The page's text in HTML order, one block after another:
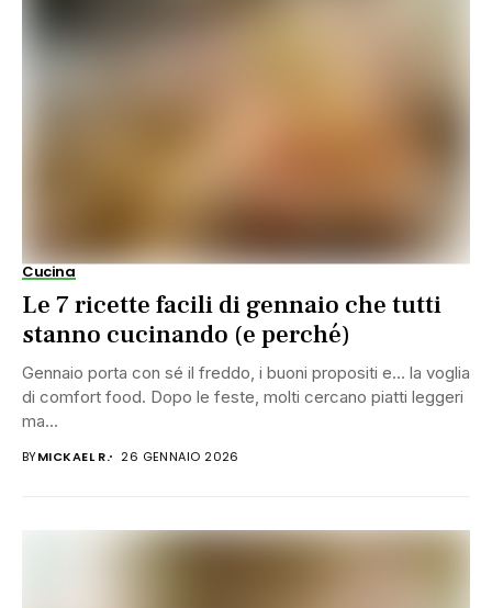
Cucina
Le 7 ricette facili di gennaio che tutti
stanno cucinando (e perché)
Gennaio porta con sé il freddo, i buoni propositi e… la voglia
di comfort food. Dopo le feste, molti cercano piatti leggeri
ma...
BYMICKAEL R. 26 GENNAIO 2026